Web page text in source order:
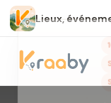
Lieux,